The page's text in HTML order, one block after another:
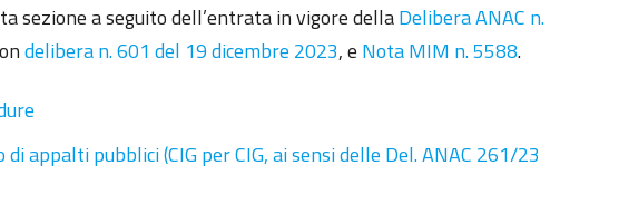
sezione a seguito dell’entrata in vigore dellaDelibera ANAC n.
delibera n. 601 del 19 dicembre 2023, e Nota MIM n. 5588.
appalti pubblici (CIG per CIG, ai sensi delle Del. ANAC 261/23